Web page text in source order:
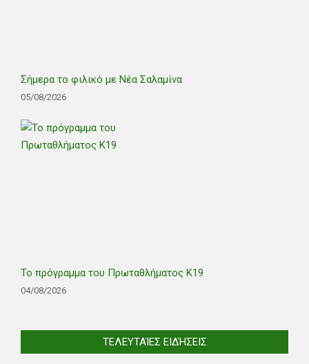
Σήμερα το φιλικό με Νέα Σαλαμίνα
05/08/2026
Το πρόγραμμα του Πρωταθλήματος Κ19
04/08/2026
ΤΕΛΕΥΤΑΊΕΣ ΕΙΔΉΣΕΙΣ